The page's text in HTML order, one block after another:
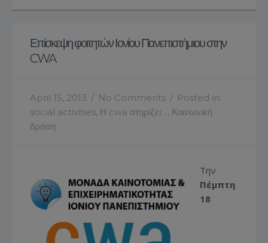
Επίσκεψη φοιτητών Ιονίου Πανεπιστήμιου στην
CWA
April 15, 2013 / No Comments / Posted in:
social activities, Η cwa στηρίζει…, Κοινωνική
δράση
Την
Πέμπτη
18